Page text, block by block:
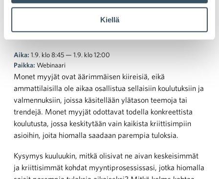
Kiellä
Kontaktointi – Kohtaaminen
– Klousaus
Aika: 1.9. klo 8:45 — 1.9. klo 12:00
Paikka: Webinaari
Monet myyjät ovat äärimmäisen kiireisiä, eikä
ammattilaisilla ole aikaa osallistua sellaisiin koulutuksiin ja
valmennuksiin, joissa käsitellään ylätason teemoja tai
trendejä. Monet myyjät odottavat todella konkreettista
koulutusta, jossa keskitytään vain kaikista kriittisimpiin
asioihin, joita hiomalla saadaan parempia tuloksia.
Kysymys kuuluukin, mitkä olisivat ne aivan keskeisimmät
ja kriittisimmät kohdat myyntiprosessissasi, jotka hiomalla